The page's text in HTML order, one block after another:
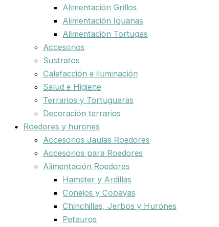
Alimentación Grillos
Alimentación Iguanas
Alimentación Tortugas
Accesorios
Sustratos
Calefacción e iluminación
Salud e Higiene
Terrarios y Tortugueras
Decoración terrarios
Roedores y hurones
Accesorios Jaulas Roedores
Accesorios para Roedores
Alimentación Roedores
Hamster y Ardillas
Conejos y Cobayas
Chinchillas, Jerbos y Hurones
Petauros